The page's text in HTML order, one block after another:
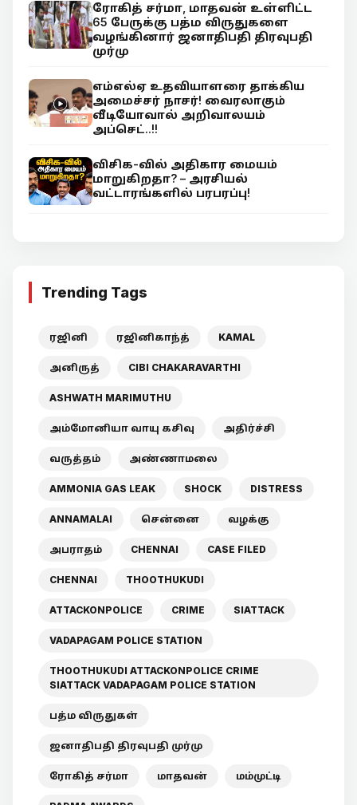
ரோகித் சர்மா, மாதவன் உள்ளிட்ட
65 பேருக்கு பத்ம விருதுகளை
வழங்கினார் ஜனாதிபதி திரவுபதி
முர்மு
எம்எல்ஏ உதவியாளரை தாக்கிய
அமைச்சர் நாசர்! வைரலாகும்
வீடியோவால் அறிவாலயம்
அப்செட்..!!
விசிக-வில் அதிகார மையம்
மாறுகிறதா? – அரசியல்
வட்டாரங்களில் பரபரப்பு!
Trending Tags
ரஜினி ரஜினிகாந்த் KAMAL
அனிருத் CIBI CHAKARAVARTHI
ASHWATH MARIMUTHU
அம்மோனியா வாயு கசிவு அதிர்ச்சி
வருத்தம் அண்ணாமலை
AMMONIA GAS LEAK SHOCK DISTRESS
ANNAMALAI சென்னை வழக்கு
அபராதம் CHENNAI CASE FILED
CHENNAI THOOTHUKUDI
ATTACKONPOLICE CRIME SIATTACK
VADAPAGAM POLICE STATION
THOOTHUKUDI ATTACKONPOLICE CRIME
SIATTACK VADAPAGAM POLICE STATION
பத்ம விருதுகள்
ஜனாதிபதி திரவுபதி முர்மு
ரோகித் சர்மா மாதவன் மம்முட்டி